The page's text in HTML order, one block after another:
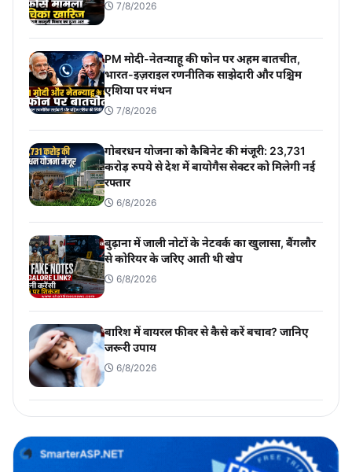
7/8/2026
PM मोदी-नेतन्याहू की फोन पर अहम बातचीत,
भारत-इज़राइल रणनीतिक साझेदारी और पश्चिम
एशिया पर मंथन
7/8/2026
गोबरधन योजना को कैबिनेट की मंजूरी: 23,731
करोड़ रुपये से देश में बायोगैस सेक्टर को मिलेगी नई
रफ्तार
6/8/2026
बुढ़ाना में जाली नोटों के नेटवर्क का खुलासा, बैंगलौर
से कोरियर के जरिए आती थी खेप
6/8/2026
बारिश में वायरल फीवर से कैसे करें बचाव? जानिए
जरूरी उपाय
6/8/2026